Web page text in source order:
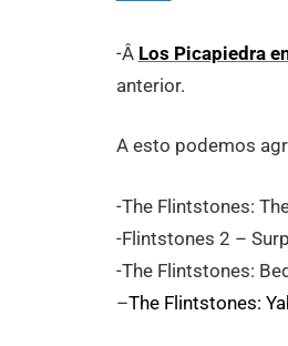
-Â Los Picapiedra
anterior.
A esto podemos
-The Flintstones:
-Flintstones 2 –
-The Flintstones:
–The Flintstones: